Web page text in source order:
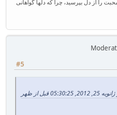
را از دل بپرسید، چرا که دلها گواهانی
#5
از ظهر